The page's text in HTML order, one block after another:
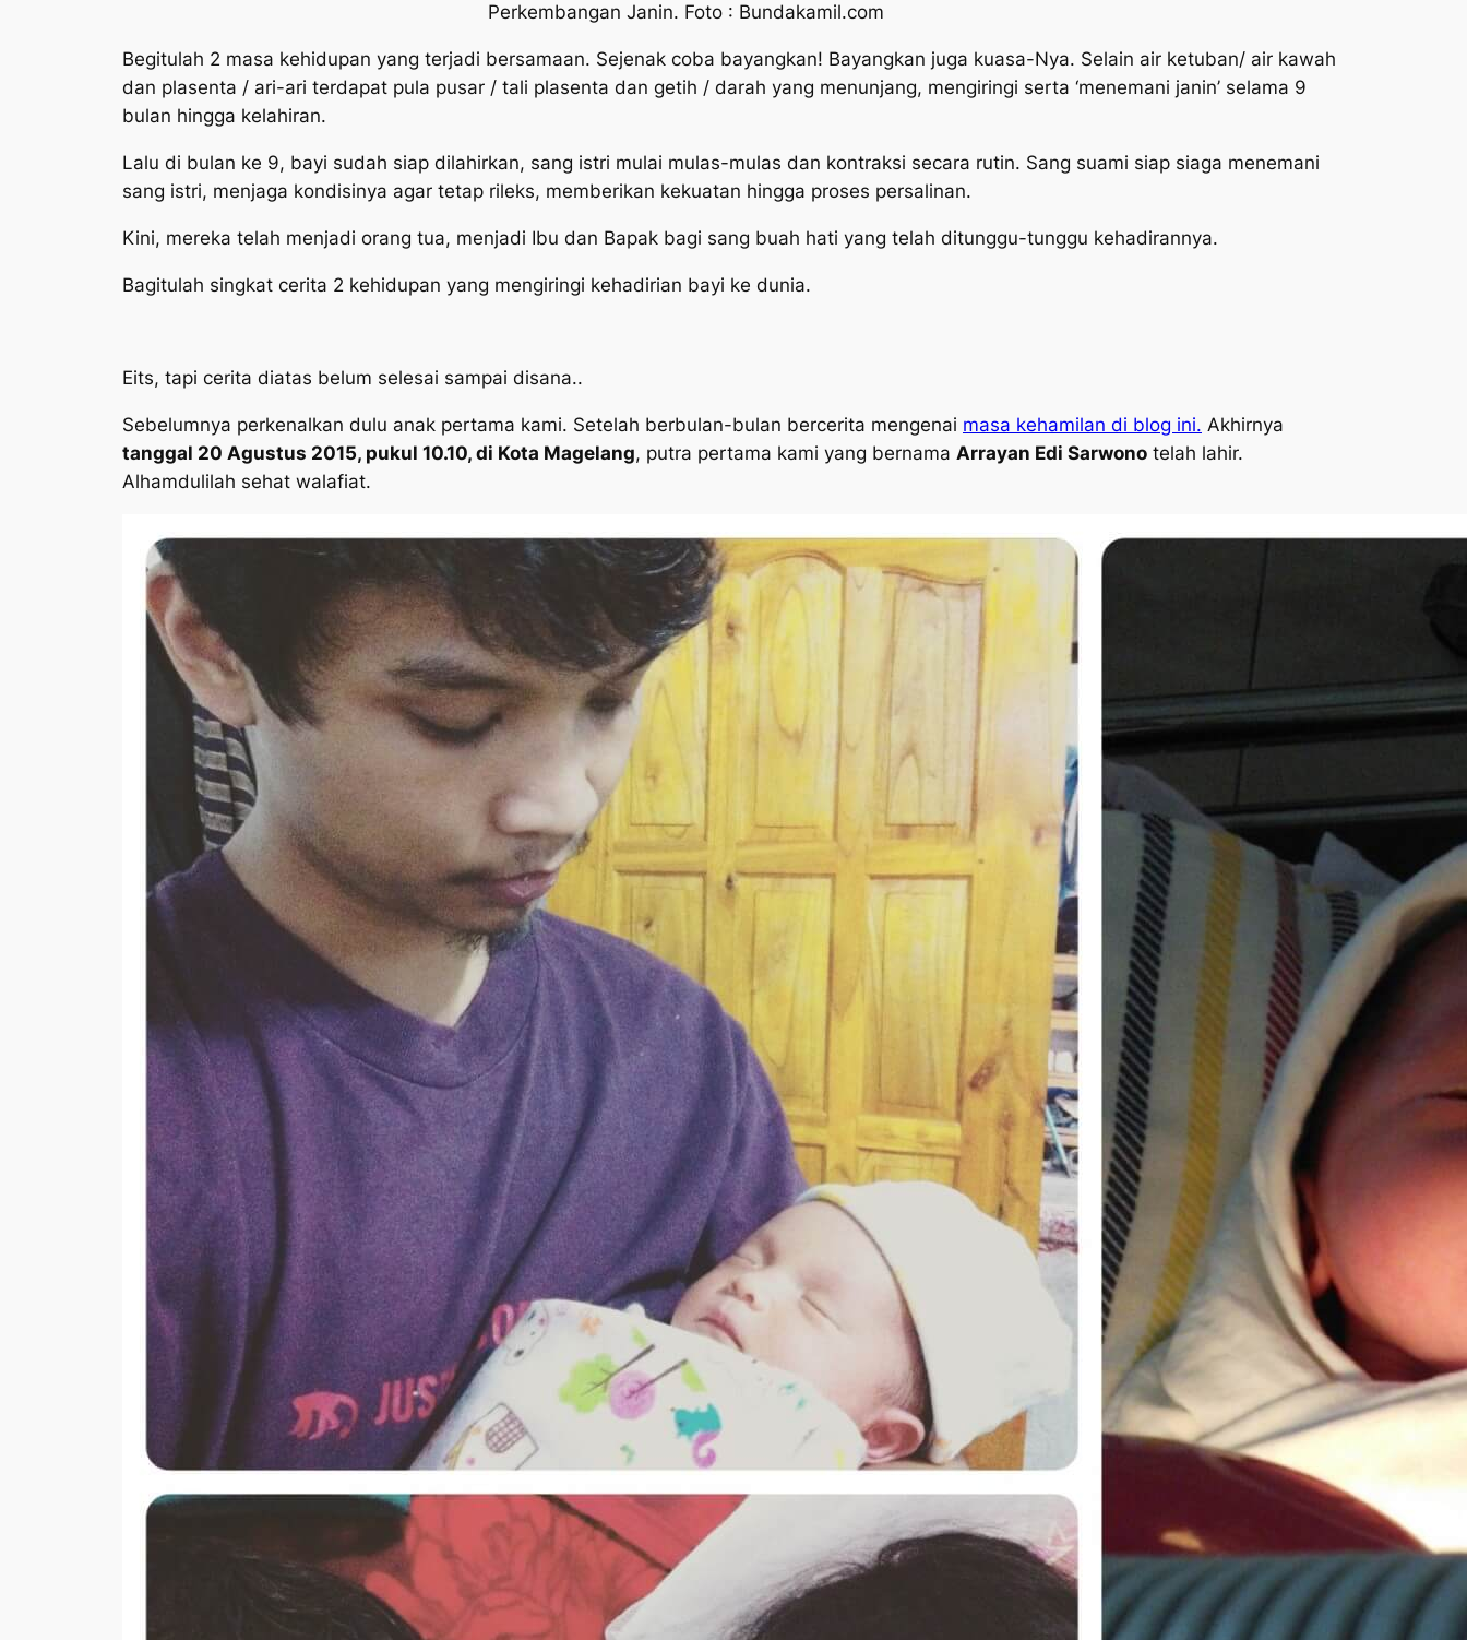
Perkembangan Janin. Foto : Bundakamil.com
Begitulah 2 masa kehidupan yang terjadi bersamaan. Sejenak coba bayangkan! Bayangkan juga kuasa-Nya. Selain air ketuban/ air kawah
dan plasenta / ari-ari terdapat pula pusar / tali plasenta dan getih / darah yang menunjang, mengiringi serta ‘menemani janin’ selama 9
bulan hingga kelahiran.
Lalu di bulan ke 9, bayi sudah siap dilahirkan, sang istri mulai mulas-mulas dan kontraksi secara rutin. Sang suami siap siaga menemani
sang istri, menjaga kondisinya agar tetap rileks, memberikan kekuatan hingga proses persalinan.
Kini, mereka telah menjadi orang tua, menjadi Ibu dan Bapak bagi sang buah hati yang telah ditunggu-tunggu kehadirannya.
Bagitulah singkat cerita 2 kehidupan yang mengiringi kehadirian bayi ke dunia.
Eits, tapi cerita diatas belum selesai sampai disana..
Sebelumnya perkenalkan dulu anak pertama kami. Setelah berbulan-bulan bercerita mengenai masa kehamilan di blog ini. Akhirnya
tanggal 20 Agustus 2015, pukul 10.10, di Kota Magelang, putra pertama kami yang bernama Arrayan Edi Sarwono telah lahir.
Alhamdulilah sehat walafiat.